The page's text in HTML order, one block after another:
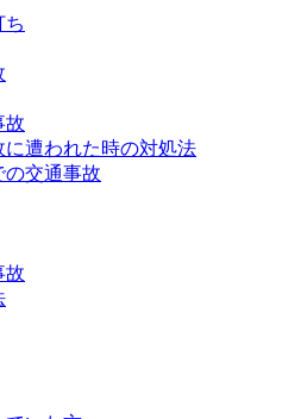
ち
故
に遭われた時の対処法
の交通事故
故